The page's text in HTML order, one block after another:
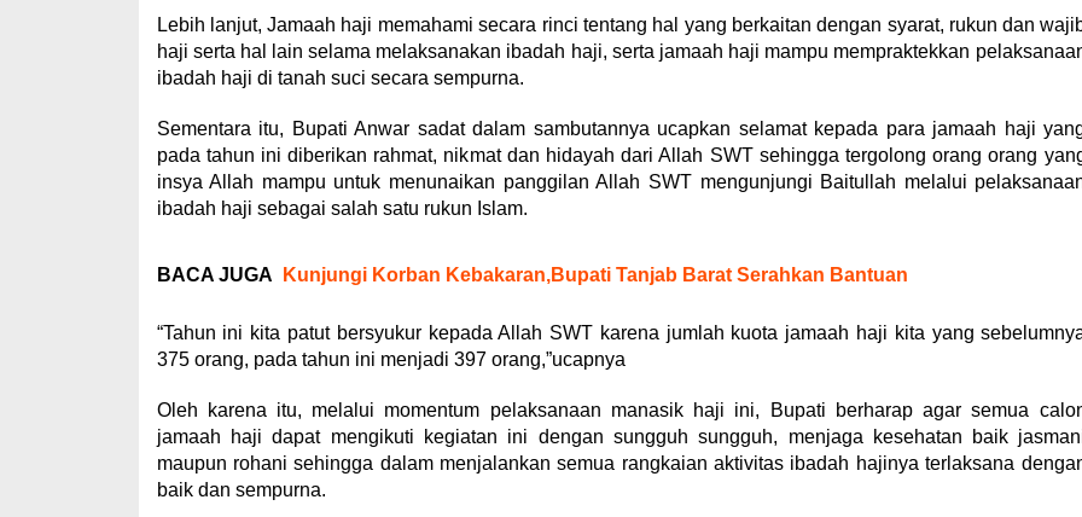
Lebih lanjut, Jamaah haji memahami secara rinci tentang hal yang berkaitan dengan syarat, rukun dan
haji serta hal lain selama melaksanakan ibadah haji, serta jamaah haji mampu mempraktekkan
ibadah haji di tanah suci secara sempurna.
Sementara itu, Bupati Anwar sadat dalam sambutannya ucapkan selamat kepada para jamaah haji
pada tahun ini diberikan rahmat, nikmat dan hidayah dari Allah SWT sehingga tergolong orang orang
insya Allah mampu untuk menunaikan panggilan Allah SWT mengunjungi Baitullah melalui
ibadah haji sebagai salah satu rukun Islam.
BACA JUGA Kunjungi Korban Kebakaran,Bupati Tanjab Barat Serahkan Bantuan
“Tahun ini kita patut bersyukur kepada Allah SWT karena jumlah kuota jamaah haji kita yang
375 orang, pada tahun ini menjadi 397 orang,”ucapnya
Oleh karena itu, melalui momentum pelaksanaan manasik haji ini, Bupati berharap agar semua
jamaah haji dapat mengikuti kegiatan ini dengan sungguh sungguh, menjaga kesehatan baik
maupun rohani sehingga dalam menjalankan semua rangkaian aktivitas ibadah hajinya terlaksana
baik dan sempurna.